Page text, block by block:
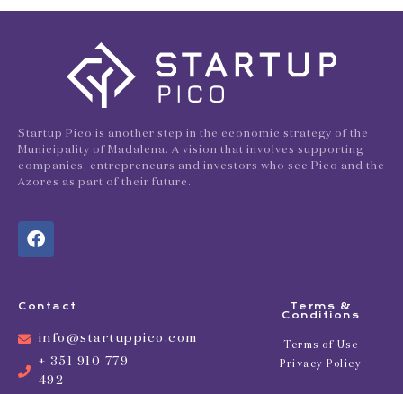
Startup Pico is another step in the economic strategy of the
Municipality of Madalena. A vision that involves supporting
companies, entrepreneurs and investors who see Pico and the
Azores as part of their future.
Contact
info@startuppico.com
+ 351 910 779
492
Terms &
Conditions
Terms of Use
Privacy Policy